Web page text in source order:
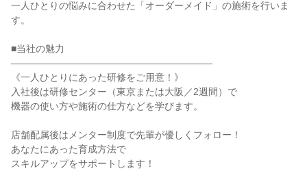
一人ひとりの悩みに合わせた「オーダーメイド」の施術を行いま
す。
■当社の魅力
―――――――――――――――――――――
《一人ひとりにあった研修をご用意！》
入社後は研修センター（東京または大阪／2週間）で
機器の使い方や施術の仕方などを学びます。
店舗配属後はメンター制度で先輩が優しくフォロー！
あなたにあった育成方法で
スキルアップをサポートします！